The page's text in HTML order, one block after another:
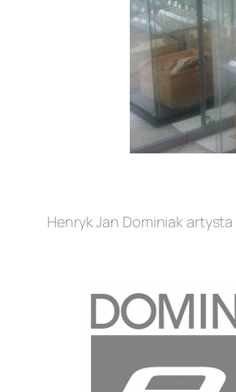
Henryk Jan Dominiak